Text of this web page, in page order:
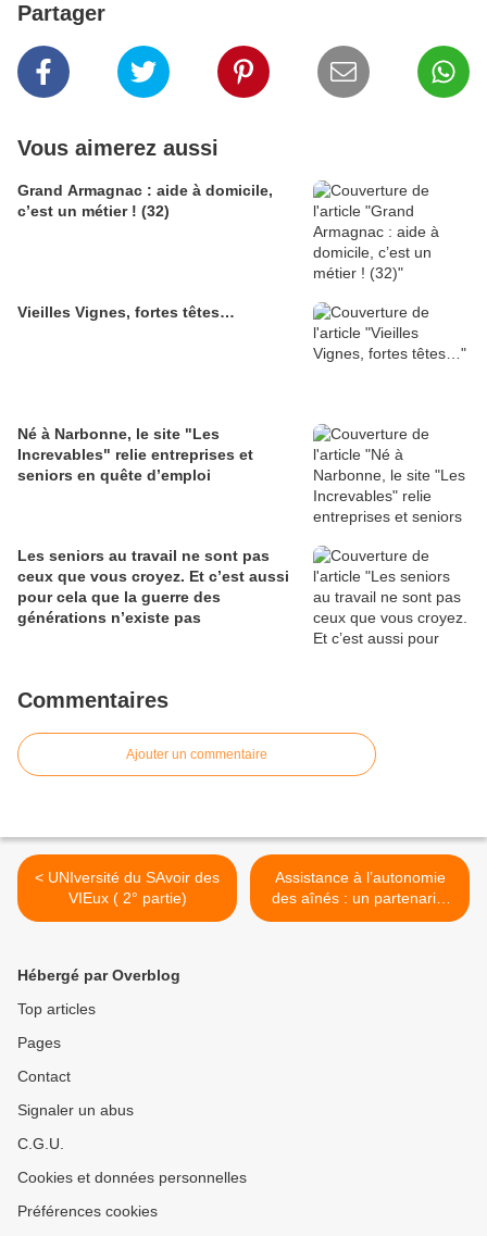
Partager
Vous aimerez aussi
Grand Armagnac : aide à domicile,
c’est un métier ! (32)
Vieilles Vignes, fortes têtes…
Né à Narbonne, le site "Les
Increvables" relie entreprises et
seniors en quête d’emploi
Les seniors au travail ne sont pas
ceux que vous croyez. Et c’est aussi
pour cela que la guerre des
générations n’existe pas
Commentaires
Ajouter un commentaire
< UNIversité du SAvoir des
VIEux ( 2° partie)
Assistance à l’autonomie
des aînés : un partenariat
entre le département de la
Hébergé par Overblog
Top articles
Pages
Contact
Signaler un abus
C.G.U.
Cookies et données personnelles
Préférences cookies